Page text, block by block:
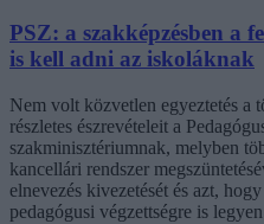
PSZ: a szakképzésben a
is kell adni az iskoláknak
Nem volt közvetlen egyeztetés a
részletes észrevételeit a
szakminisztériumnak, melyben
kancellári rendszer
elnevezés kivezetését és azt,
pedagógusi végzettségre is